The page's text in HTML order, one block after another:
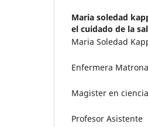
Maria soledad
el cuidado de la
Maria Soledad
Enfermera Matrona
Magister en
Profesor Asistente